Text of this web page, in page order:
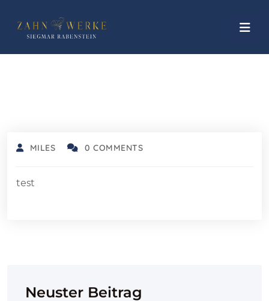
MILES 0 COMMENTS
test
Neuster Beitrag